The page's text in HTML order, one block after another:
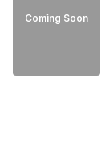
Coming Soon